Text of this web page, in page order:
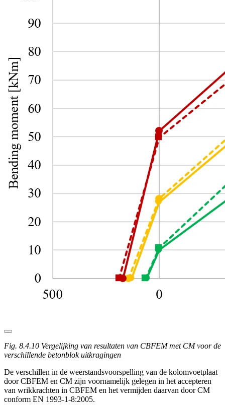
Fig. 8.4.10 Vergelijking van resultaten van CBFEM met CM voor de
verschillende betonblok uitkragingen
De verschillen in de weerstandsvoorspelling van de kolomvoetplaat
door CBFEM en CM zijn voornamelijk gelegen in het accepteren
van wrikkrachten in CBFEM en het vermijden daarvan door CM
conform EN 1993-1-8:2005.